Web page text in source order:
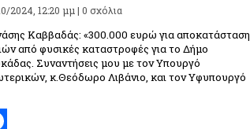
2024, 12:20 μμ |0 σχόλια
Καββαδάς: «300.000 ευρώ για αποκατάσταση
από φυσικές καταστροφές για το Δήμο
Συναντήσεις μου με τον Υπουργό
κ.Θεόδωρο Λιβάνιο, και τον Υφυπουργό